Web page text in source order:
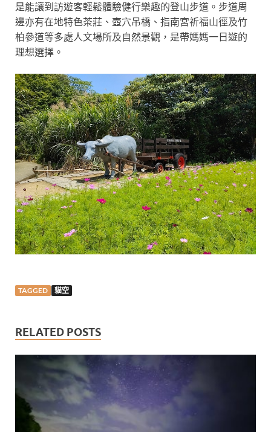
是能讓到訪遊客輕鬆體驗健行樂趣的登山步道。步道周
邊亦有在地特色茶莊、壺穴吊橋、指南宮祈福山徑及竹
柏參道等多處人文場所及自然景觀， 是帶媽媽一日遊的
理想選擇。
TAGGED 貓空
RELATED POSTS